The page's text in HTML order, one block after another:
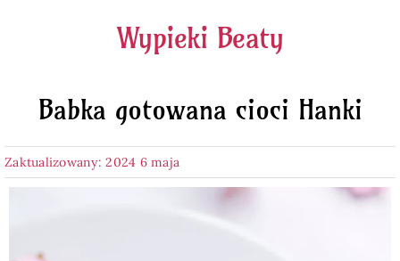
Ciasta
Desery
Wypieki Beaty
Babka gotowana cioci Hanki
Zaktualizowany: 2024 6 maja